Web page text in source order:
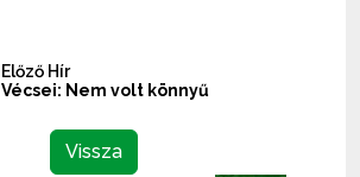
Előző Hír
Vécsei: Nem volt könnyű
Vissza